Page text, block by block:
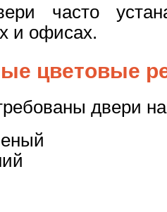
часто
и офисах.
цветовые
двери